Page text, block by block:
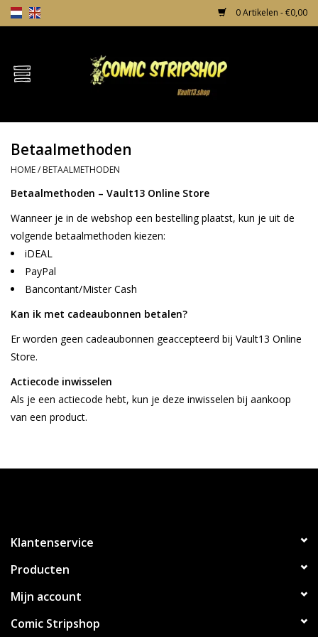
0 Artikelen - €0,00
Home
TPB's
Incentives
Comic Protection
News
Betaalmethoden
HOME/ BETAALMETHODEN
Betaalmethoden – Vault13 Online Store
Wanneer je in de webshop een bestelling plaatst, kun je uit de
volgende betaalmethoden kiezen:
iDEAL
PayPal
Bancontant/Mister Cash
Kan ik met cadeaubonnen betalen?
Er worden geen cadeaubonnen geaccepteerd bij Vault13 Online
Store.
Actiecode inwisselen
Als je een actiecode hebt, kun je deze inwisselen bij aankoop
van een product.
Klantenservice
Producten
Mijn account
Comic Stripshop